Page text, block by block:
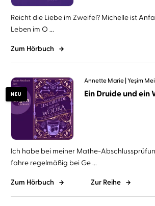
Reicht die Liebe im Zweifel? Michelle ist
Leben im O ...
Zum Hörbuch
NEU
Annette Marie Yeşim
Ein Druide und ein
Ich habe bei meiner Mathe-
fahre regelmäßig bei Ge ...
Zum Hörbuch Zur Reihe